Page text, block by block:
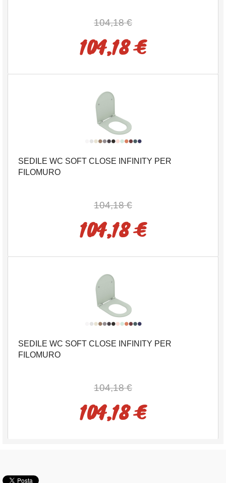
104,18 €
104,18 €
SEDILE WC SOFT CLOSE INFINITY PER
FILOMURO
104,18 €
104,18 €
SEDILE WC SOFT CLOSE INFINITY PER
FILOMURO
104,18 €
104,18 €